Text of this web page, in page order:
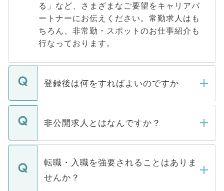
る」など、さまざまなご要望をキャリアパ
ートナーにお伝えください。常勤求人はも
ちろん、非常勤・スポットのお仕事紹介も
行なっております。
登録後は何をすればよいのですか
ご登録いただきましたら、弊社担当者がご
登録内容を確認し、その後メールもしくは
ます。通常、5営業日以内にはご連絡をせて
いただきますので、しばらくお待ちくださ
非公開求人とはなんですか？
マイナビDOCTORで取り扱っている求人の
うち約3割は、Webサイトからご覧いただ
けない「非公開求人」です。非公開求人は
下記の理由によって、一般には公開してい
転職・入職を強要されることはありま
せんか？